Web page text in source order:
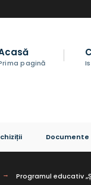
pagină
Documente
Programul educativ